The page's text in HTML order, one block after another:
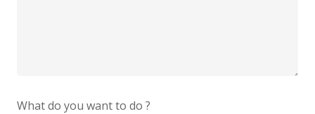
What do you want to do ?